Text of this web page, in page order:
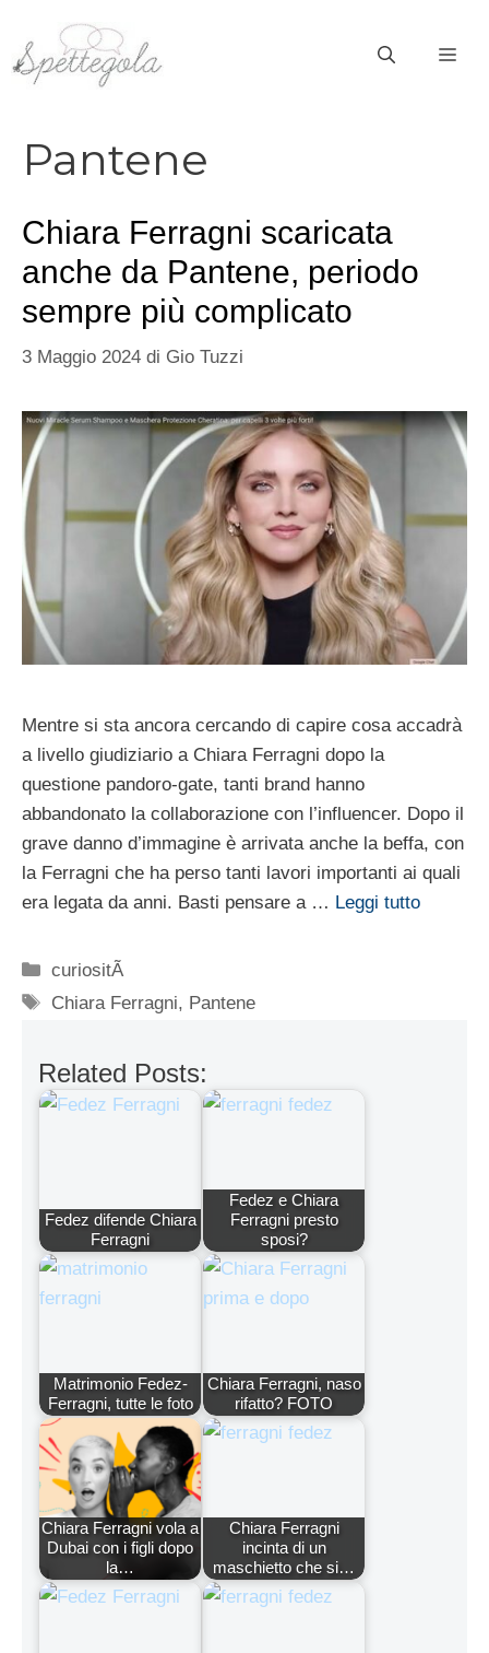
contenuto
Pantene
Chiara Ferragni scaricata
anche da Pantene, periodo
sempre più complicato
3 Maggio 2024 di Gio Tuzzi
Mentre si sta ancora cercando di capire cosa accadrà
a livello giudiziario a Chiara Ferragni dopo la
questione pandoro-gate, tanti brand hanno
abbandonato la collaborazione con l’influencer. Dopo il
grave danno d’immagine è arrivata anche la beffa, con
la Ferragni che ha perso tanti lavori importanti ai quali
era legata da anni. Basti pensare a … Leggi tutto
Categorie
curiositÃ
Tag
Chiara Ferragni, Pantene
Related Posts:
Fedez difende Chiara
Ferragni
Fedez e Chiara
Ferragni presto
sposi?
Matrimonio Fedez-
Ferragni, tutte le foto
Chiara Ferragni, naso
rifatto? FOTO
Chiara Ferragni vola a
Dubai con i figli dopo
la…
Chiara Ferragni
incinta di un
maschietto che si…